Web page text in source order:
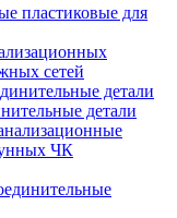
пластиковые для
сетей
детали
ЧК